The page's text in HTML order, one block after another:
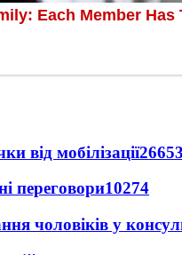
від мобілізації26653
переговори10274
чоловіків у